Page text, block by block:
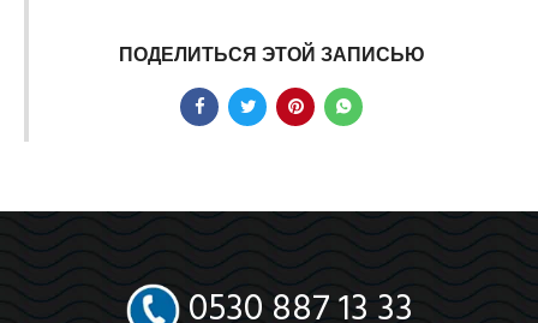
ПОДЕЛИТЬСЯ ЭТОЙ ЗАПИСЬЮ
0530 887 13 33